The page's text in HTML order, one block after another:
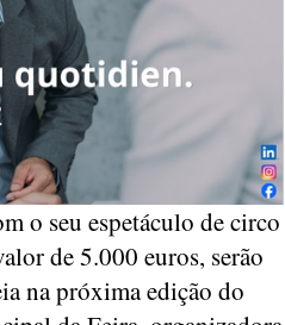
o seu espetáculo de circo
de 5.000 euros, serão
na próxima edição do